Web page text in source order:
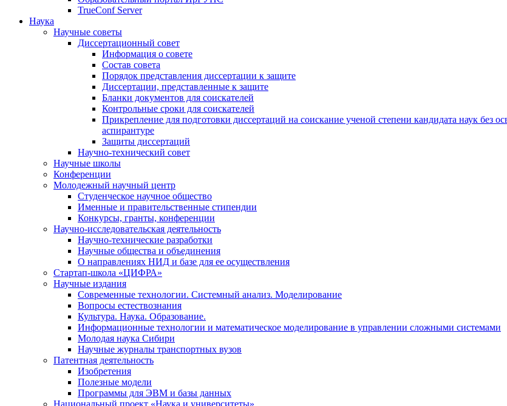
TrueConf Server
Наука
Научные советы
Диссертационный совет
Информация о совете
Состав совета
Порядок представления диссертации к защите
Диссертации, представленные к защите
Бланки документов для соискателей
Контрольные сроки для соискателей
Прикрепление для подготовки диссертаций на соискание ученой степени кандидата наук без
аспирантуре
Защиты диссертаций
Научно-технический совет
Научные школы
Конференции
Молодежный научный центр
Студенческое научное общество
Именные и правительственные стипендии
Конкурсы, гранты, конференции
Научно-исследовательская деятельность
Научно-технические разработки
Научные общества и объединения
О направлениях НИД и базе для ее осуществления
Стартап-школа «ЦИФРА»
Научные издания
Современные технологии. Системный анализ. Моделирование
Вопросы естествознания
Культура. Наука. Образование.
Информационные технологии и математическое моделирование в управлении сложными системами
Молодая наука Сибири
Научные журналы транспортных вузов
Патентная деятельность
Изобретения
Полезные модели
Программы для ЭВМ и базы данных
Национальный проект «Наука и университеты»